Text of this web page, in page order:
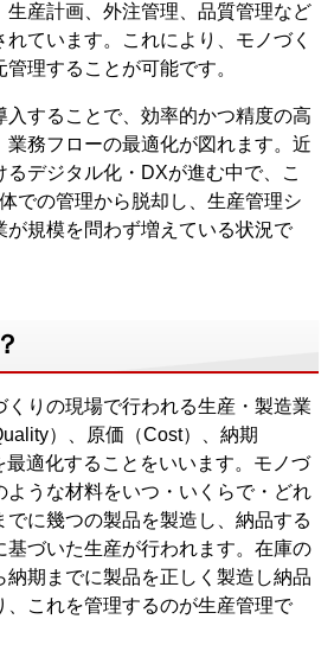
生産計画、外注管理、品質管理など
ています。これにより、モノづく
理することが可能です。
入することで、効率的かつ精度の高
業務フローの最適化が図れます。近
デジタル化・DXが進む中で、こ
での管理から脱却し、生産管理シ
が規模を問わず増えている状況で
くりの現場で行われる生産・製造業
）、原価（Cost）、納期
最適化することをいいます。モノづ
ような材料をいつ・いくらで・どれ
でに幾つの製品を製造し、納品する
基づいた生産が行われます。在庫の
納期までに製品を正しく製造し納品
、これを管理するのが生産管理で